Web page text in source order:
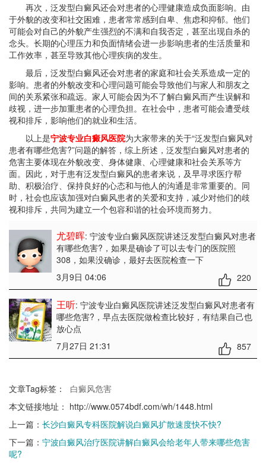
再次，泛发型白癜风还会对患者的心理健康造成负面影响。由
于外貌的改变和社交困难，患者常常感到自卑、焦虑和抑郁。他们
可能会对自己的外貌产生强烈的不满和自我否定，甚至出现自杀的
念头。长期的心理压力和负面情绪会进一步影响患者的生活质量和
工作效率，甚至导致其他心理疾病的发生。
最后，泛发型白癜风还会对患者的家庭和社会关系造成一定的
影响。患者的外貌改变和心理问题可能会导致他们与家人和朋友之
间的关系紧张和疏远。家人可能会因为不了解白癜风而产生误解和
歧视，进一步加重患者的心理负担。在社会中，患者可能会遭受歧
视和排斥，影响他们的就业和生活。
以上是宁波专业白癜风医院为大家带来的关于“泛发型白癜风对
患者有哪些危害?”问题的解答，综上所述，泛发型白癜风对患者的
危害主要体现在外貌改变、身体健康、心理健康和社会关系等方
面。因此，对于患有泛发型白癜风的患者来说，及早寻求医疗帮
助、积极治疗、保持良好的心态和与他人的沟通是非常重要的。同
时，社会也应该加强对白癜风患者的关爱和支持，减少对他们的歧
视和排斥，共同为建立一个包容和谐的社会环境而努力。
尤碧晖: 宁波专业白癜风医院讲述泛发型白癜风对患者
有哪些危害? ，如果是确诊了可以去专门的医院照
308，如果没确诊，最好去医院检查一下
3月9日 04:06
220
王听: 宁波专业白癜风医院讲述泛发型白癜风对患者有
哪些危害? ，早点去医院做检查比较好，有结果自己也
放心点
7月27日 21:31
857
文章Tag标签：
白癜风危害
本文链接地址： http://www.0574bdf.com/wh/1448.html
上一篇： 长沙白癜风专科医院解说白癜风扩散速度快不快?
下一篇： 宁波白癜风治疗医院讲解白癜风会给老年人带来哪些危害
呢?